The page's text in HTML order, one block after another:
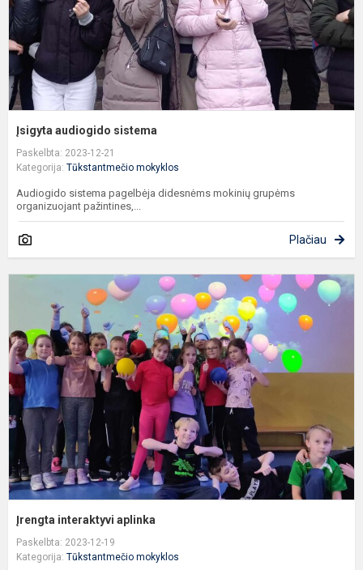
Įsigyta audiogido sistema
Paskelbta: 2023-12-21
Kategorija: Tūkstantmečio mokyklos
Audiogido sistema pagelbėja didesnėms mokinių grupėms
organizuojant pažintines,...
Plačiau
Įrengta interaktyvi aplinka
Paskelbta: 2023-12-19
Kategorija: Tūkstantmečio mokyklos